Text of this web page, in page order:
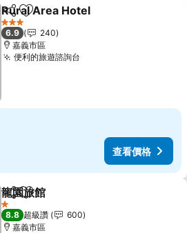
分享 加入我的最愛
Rural Area Hotel
3 星級
6.9
240
嘉義市區
便利的旅遊諮詢台
查看價格
分享 加入我的最愛
龍園旅館
1 星級
8.8 超級讚
600
嘉義市區